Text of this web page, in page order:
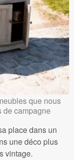
que nous
de campagne
place dans un
une déco plus
vintage.